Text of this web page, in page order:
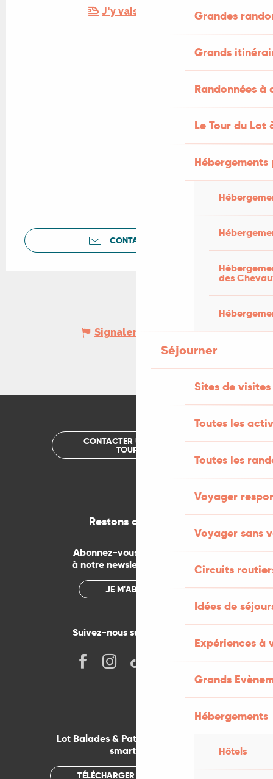
Grandes
Grands
Randonnées
Le Tour du Lot
des
Séjourner
Sites de visites
Toutes les
Toutes les
Voyager
Voyager sans
Circuits
Idées de
Expériences à
Grands
Hébergements
Hôtels
J'y vais en train !
CONTACTEZ-NOUS
Signaler une erreur
CONTACTER UN OFFICE DE
TOURISME
Restons connectés
Abonnez-vous gratuitement
à notre newsletter mensuelle
JE M'ABONNE
Suivez-nous sur les réseaux !
Lot Balades & Patrimoines sur votre
smartphone
TÉLÉCHARGER L'APPLICATION